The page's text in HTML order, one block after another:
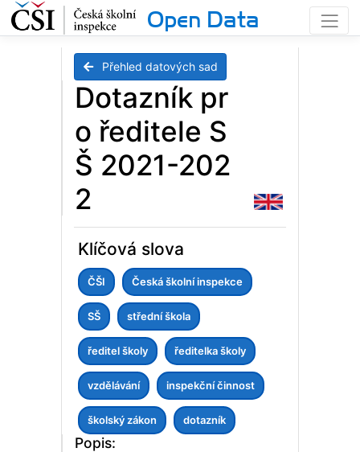
Open Data
Přehled datových sad
Dotazník pr
o ředitele S
Š 2021-202
2
Klíčová slova
ČŠI Česká školní inspekce
SŠ střední škola
ředitel školy ředitelka školy
vzdělávání inspekční činnost
školský zákon dotazník
Popis: